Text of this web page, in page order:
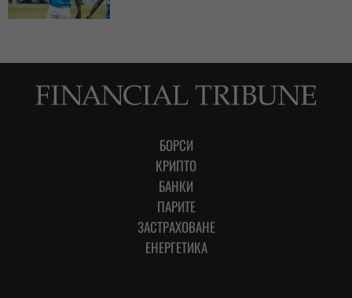
БОРСИ
КРИПТО
БАНКИ
ПАРИТЕ
ЗАСТРАХОВАНЕ
ЕНЕРГЕТИКА